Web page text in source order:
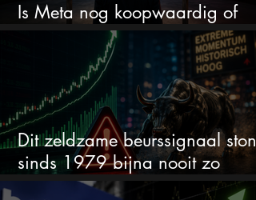
Is Meta nog koopwaardig of
wordt het tijd om te verkopen?
Dit zeldzame beurssignaal stond
sinds 1979 bijna nooit zo
extreem